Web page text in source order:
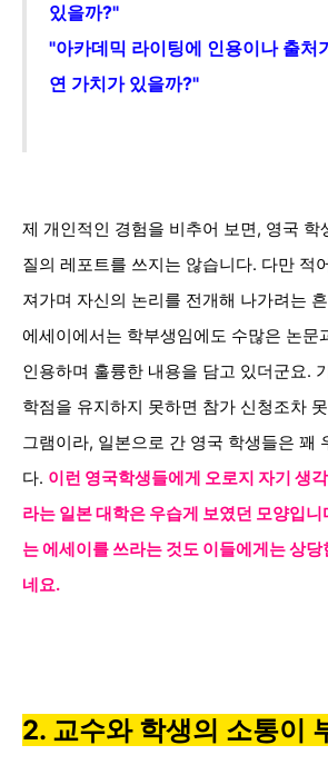
있을까?"
"아카데믹 라이팅에 인용이나 출처
연 가치가 있을까?"
제 개인적인 경험을 비추어 보면, 영국 학
질의 레포트를 쓰지는 않습니다. 다만 적
져가며 자신의 논리를 전개해 나가려는
에세이에서는 학부생임에도 수많은 논문
인용하며 훌륭한 내용을 담고 있더군요.
학점을 유지하지 못하면 참가 신청조차
그램이라, 일본으로 간 영국 학생들은 꽤
다. 이런 영국학생들에게 오로지 자기 생
라는 일본 대학은 우습게 보였던 모양입니
는 에세이를 쓰라는 것도 이들에게는 상당
네요.
2. 교수와 학생의 소통이